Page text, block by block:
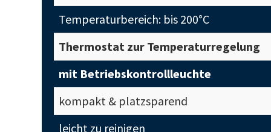
Temperaturbereich: bis 200°C
Thermostat zur Temperaturregelung
mit Betriebskontrollleuchte
kompakt & platzsparend
leicht zu reinigen